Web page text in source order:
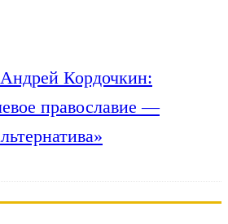
Кордочкин:
православие —